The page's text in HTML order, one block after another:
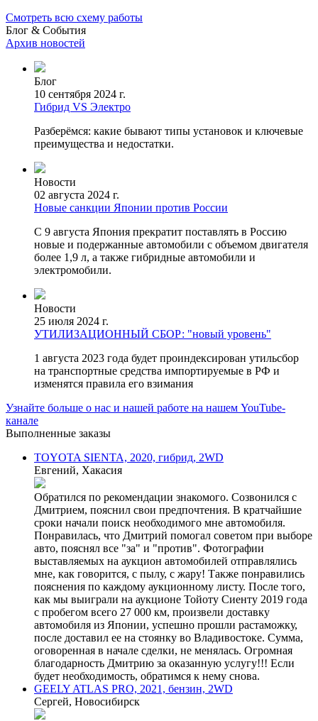
Смотреть всю схему работы
Блог & События
Архив новостей
Блог
10 сентября 2024 г.
Гибрид VS Электро
Разберёмся: какие бывают типы установок и ключевые
преимущества и недостатки.
Новости
02 августа 2024 г.
Новые санкции Японии против России
С 9 августа Япония прекратит поставлять в Россию
новые и подержанные автомобили с объемом двигателя
более 1,9 л, а также гибридные автомобили и
электромобили.
Новости
25 июля 2024 г.
УТИЛИЗАЦИОННЫЙ СБОР: "новый уровень"
1 августа 2023 года будет проиндексирован утильсбор
на транспортные средства импортируемые в РФ и
изменятся правила его взимания
Узнайте больше о нас и нашей работе на нашем YouTube-
канале
Выполненные заказы
TOYOTA SIENTA, 2020, гибрид, 2WD
Евгений, Хакасия
Обратился по рекомендации знакомого. Созвонился с
Дмитрием, пояснил свои предпочтения. В кратчайшие
сроки начали поиск необходимого мне автомобиля.
Понравилась, что Дмитрий помогал советом при выборе
авто, пояснял все "за" и "против". Фотографии
выставляемых на аукцион автомобилей отправлялись
мне, как говорится, с пылу, с жару! Также понравились
пояснения по каждому аукционному листу. После того,
как мы выиграли на аукционе Тойоту Сиенту 2019 года
с пробегом всего 27 000 км, произвели доставку
автомобиля из Японии, успешно прошли растаможку,
после доставил ее на стоянку во Владивостоке. Сумма,
оговоренная в начале сделки, не менялась. Огромная
благодарность Дмитрию за оказанную услугу!!! Если
будет необходимость, обратимся к нему снова.
GEELY ATLAS PRO, 2021, бензин, 2WD
Сергей, Новосибирск